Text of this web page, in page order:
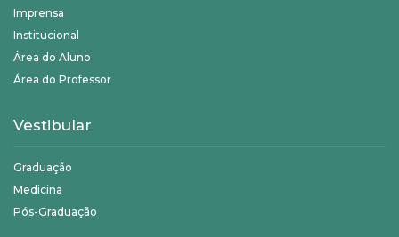
Imprensa
Institucional
Área do Aluno
Área do Professor
Vestibular
Graduação
Medicina
Pós-Graduação